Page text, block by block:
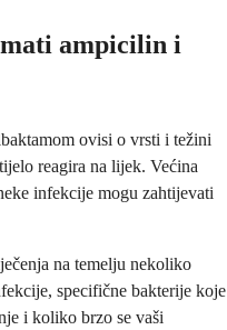
ampicilin i
ovisi o vrsti i težini
reagira na lijek. Većina
infekcije mogu zahtijevati
na temelju nekoliko
specifične bakterije koje
i koliko brzo se vaši